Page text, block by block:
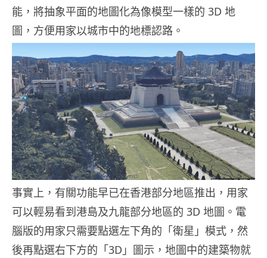
能，將抽象平面的地圖化為像模型一樣的 3D 地
圖，方便用家以城市中的地標認路。
事實上，有關功能早已在香港部分地區推出，用家
可以輕易看到港島及九龍部分地區的 3D 地圖。電
腦版的用家只需要點選左下角的「衛星」模式，然
後再點選右下方的「3D」圖示，地圖中的建築物就